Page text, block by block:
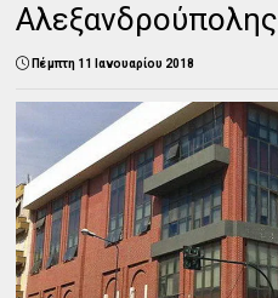
Αλεξανδρούπολης
Πέμπτη 11 Ιανουαρίου 2018